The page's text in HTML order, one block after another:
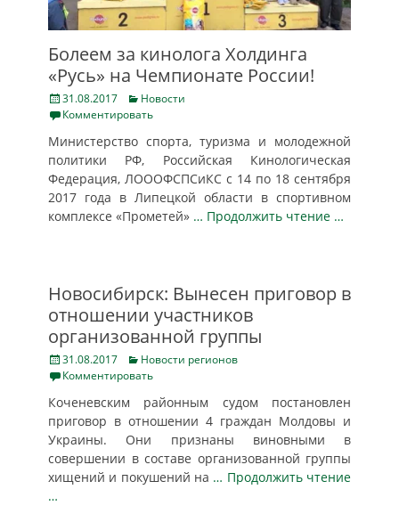
Болеем за кинолога Холдинга
«Русь» на Чемпионате России!
Posted
on
31.08.2017 Categories
Новости
Комментировать
Министерство спорта, туризма и молодежной
политики РФ, Российская Кинологическая
Федерация, ЛОООФСПСиКС с 14 по 18 сентября
2017 года в Липецкой области в спортивном
комплексе «Прометей» … Продолжить чтение …
Новосибирск: Вынесен приговор в
отношении участников
организованной группы
Posted
on
31.08.2017 Categories
Новости регионов
Комментировать
Коченевским районным судом постановлен
приговор в отношении 4 граждан Молдовы и
Украины. Они признаны виновными в
совершении в составе организованной группы
хищений и покушений на … Продолжить чтение
…